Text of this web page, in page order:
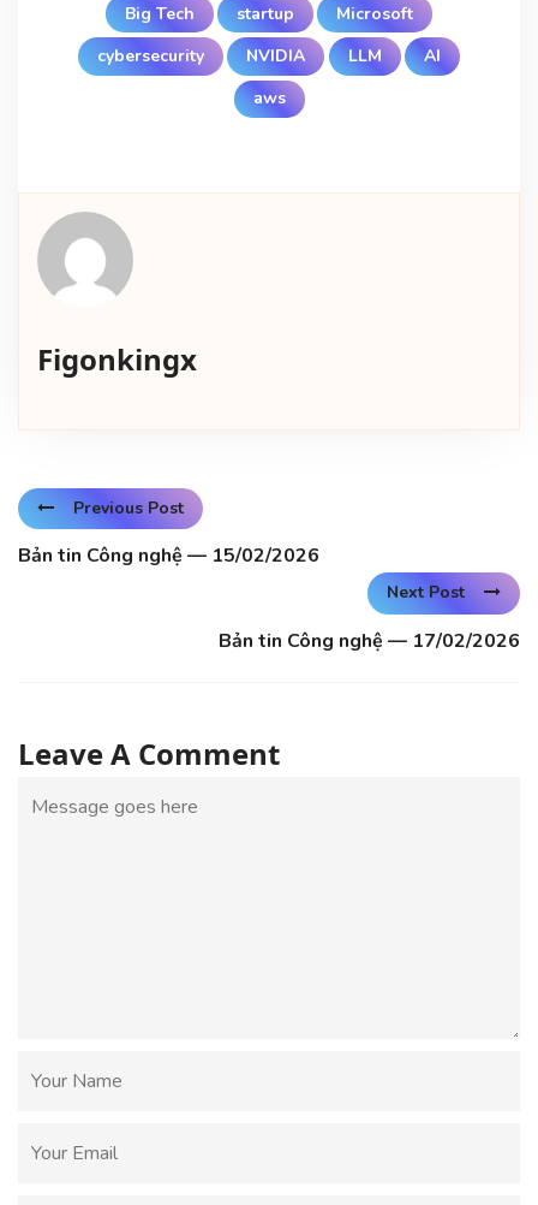
Big Tech
startup
Microsoft
cybersecurity
NVIDIA LLM
AI
aws
Figonkingx
Previous Post
Bản tin Công nghệ — 15/02/2026
Next Post
Bản tin Công nghệ — 17/02/2026
Leave A Comment